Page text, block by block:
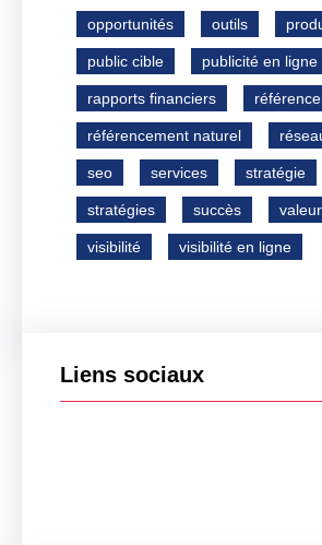
opportunités outils
public cible publicité en ligne
rapports financiers
référencement naturel
seo services stratégie
stratégies succès
visibilité visibilité en ligne
Liens sociaux